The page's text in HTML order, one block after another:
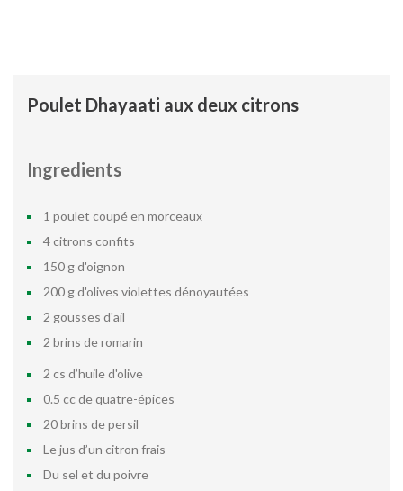
Poulet Dhayaati aux deux citrons
Ingredients
1 poulet coupé en morceaux
4 citrons confits
150 g d'oignon
200 g d'olives violettes dénoyautées
2 gousses d'ail
2 brins de romarin
2 cs d’huile d'olive
0.5 cc de quatre-épices
20 brins de persil
Le jus d’un citron frais
Du sel et du poivre